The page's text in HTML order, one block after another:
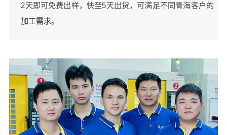
2天即可免费出样，快至5天出货，可满足不同青海客户的
加工需求。